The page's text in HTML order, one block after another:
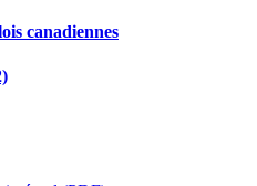
canadiennes